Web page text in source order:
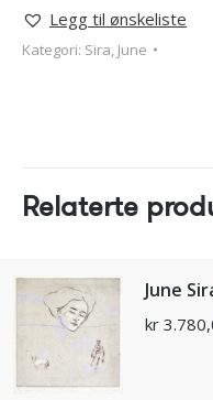
Legg til ønskeliste
Kategori: Sira, June
Relaterte
June
kr